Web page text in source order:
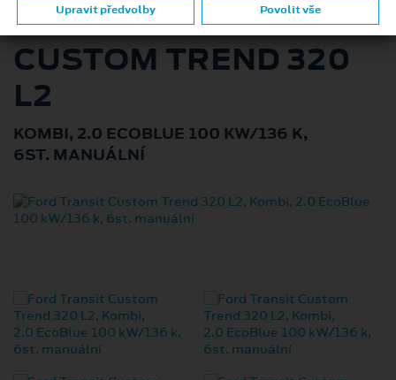
FORD TRANSIT
CUSTOM TREND 320
L2
KOMBI, 2.0 ECOBLUE 100 KW/136 K,
6ST. MANUÁLNÍ
Upravit předvolby Povolit vše